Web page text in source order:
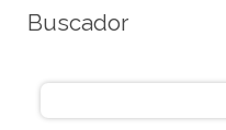
Buscador